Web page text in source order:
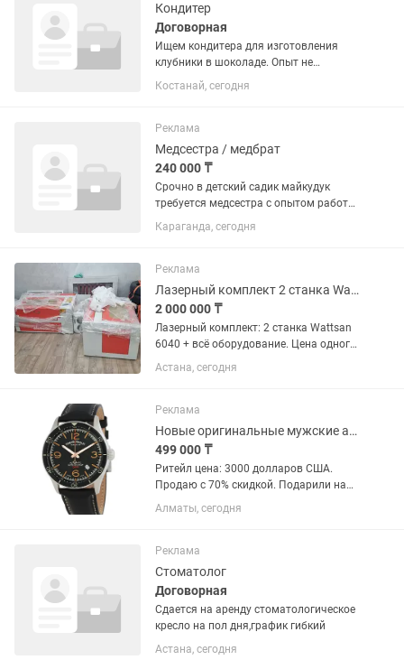
Кондитер
Договорная
Ищем кондитера для изготовления
клубники в шоколаде. Опыт не
обязателен! есть стажировка. Возраст
с 18 до 23-25. График по пол дня: с 9
вечера, или полный день с...
Костанай, сегодня
Реклама
Медсестра / медбрат
240 000 ₸
Срочно в детский садик майкудук
требуется медсестра с опытом работы
знания работы в садике рабочий день
первая смена с 7.30 до 15.00вторая
120.000(пол дня)
Караганда, сегодня
Реклама
Лазерный комплект 2 станка Wattsan 6040 всё оборудование.Цена одного нового
2 000 000 ₸
Лазерный комплект: 2 станка Wattsan
6040 + всё оборудование. Цена одного
нового. Продаётся готовый «под ключ»
— полный комплект лазерного
Что входит: • Лазерный...
Астана, сегодня
Реклама
Новые оригинальные мужские автоматические швейцарские часы Armand Nicolet.
499 000 ₸
Ритейл цена: 3000 долларов США.
Продаю с 70% скидкой. Подарили на
юбилей, к сожалению не мой стиль.
Пол: Мужские Страна: Швейцария
антибликовой...
Алматы, сегодня
Реклама
Стоматолог
Договорная
Сдается на аренду стоматологическое
кресло на пол дня,график гибкий
Астана, сегодня